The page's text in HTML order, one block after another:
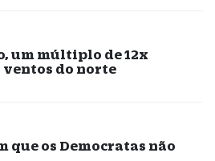
um múltiplo de 12x
do norte
que os Democratas não